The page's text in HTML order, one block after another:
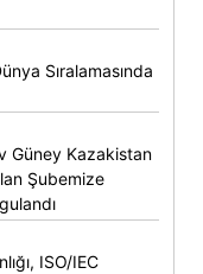
Sıralamasında
Güney Kazakistan
Şubemize
ISO/IEC